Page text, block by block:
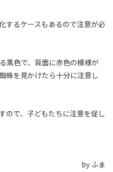
するケースもあるので注意が必
黒色で、背面に赤色の模様が
蛛を見かけたら十分に注意し
ので、子どもたちに注意を促し
by ふま